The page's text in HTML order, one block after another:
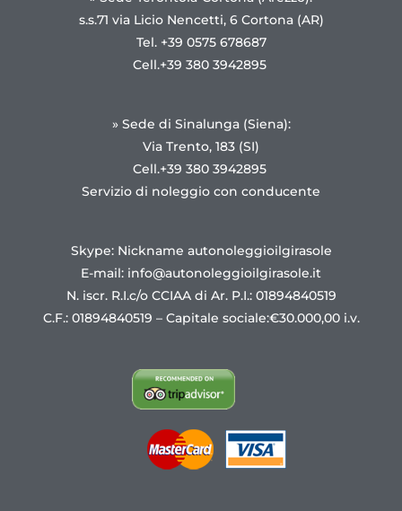
s.s.71 via Licio Nencetti, 6 Cortona (AR)
Tel. +39 0575 678687
Cell.+39 380 3942895
» Sede di Sinalunga (Siena):
Via Trento, 183 (SI)
Cell.+39 380 3942895
Servizio di noleggio con conducente
Skype: Nickname autonoleggioilgirasole
E-mail: info@autonoleggioilgirasole.it
N. iscr. R.I.c/o CCIAA di Ar. P.I.: 01894840519
C.F.: 01894840519 – Capitale sociale:€30.000,00 i.v.